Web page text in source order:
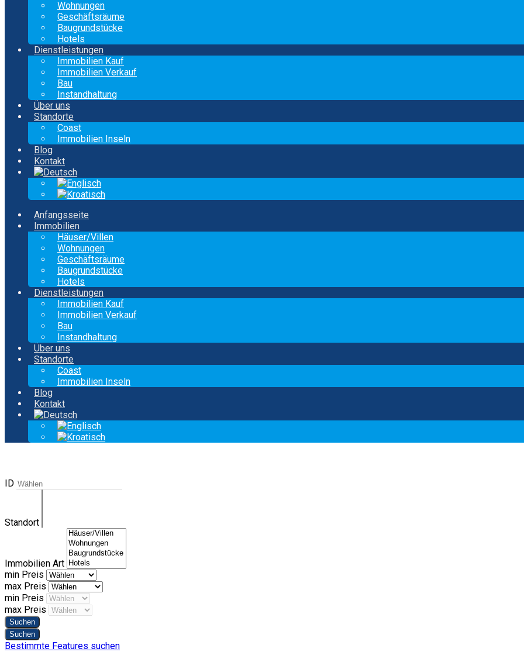
Wohnungen
Geschäftsräume
Baugrundstücke
Hotels
Dienstleistungen
Immobilien Kauf
Immobilien Verkauf
Bau
Instandhaltung
Über uns
Standorte
Coast
Immobilien Inseln
Blog
Kontakt
Anfangsseite
Immobilien
Häuser/Villen
Wohnungen
Geschäftsräume
Baugrundstücke
Hotels
Dienstleistungen
Immobilien Kauf
Immobilien Verkauf
Bau
Instandhaltung
Über uns
Standorte
Coast
Immobilien Inseln
Blog
Kontakt
ID
Standort
Immobilien Art
min Preis
max Preis
min Preis
max Preis
Bestimmte Features suchen